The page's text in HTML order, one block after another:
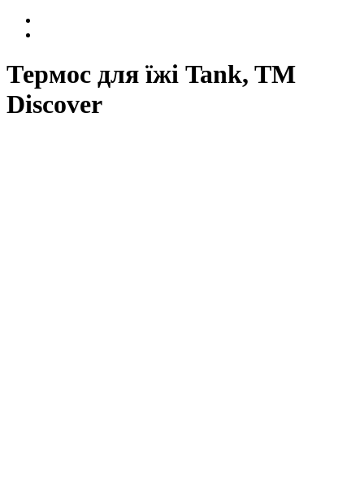
Термос для їжі Tank, TM
Discover